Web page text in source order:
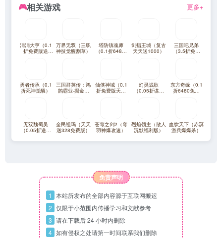
🎮相关游戏 更多+
消消大亨（0.1
折免费版送
万界无双（三职
神技觉醒割草）
塔防镇魂师
（0.1折648福
剑指王城（复古
天天送1000）
三国吧兄弟
（3.5折免费
勇者传承（0.1
折死神觉醒）
三国群英传：鸿
鹄霸业-掘金版
仙侠神域（0.1
折免费版天天
幻灵战歌
（0.05折谋战
东方奇缘（0.1
折6480免费
无双魏蜀吴
（0.05折送满
全民祖玛（天天
送328免费版）
苍穹之剑2（穹
羽神爆攻速）
烈焰领主（散人
沉默福利版）
血饮天下（赤溟
游兵爆爆杀）
免责声明
1 本站所发布的全部内容源于互联网搬运
2 仅限于小范围内传播学习和文献参考
3 请在下载后 24 小时内删除
4 如有侵权之处请第一时间联系我们删除